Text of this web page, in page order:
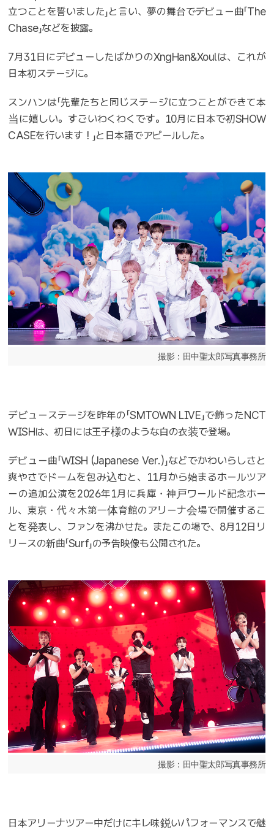
立つことを誓いました」と言い、夢の舞台でデビュー曲「The
Chase」などを披露。
7月31日にデビューしたばかりのXngHan&Xoulは、これが
日本初ステージに。
スンハンは「先輩たちと同じステージに立つことができて本
当に嬉しい。すごいわくわくです。10月に日本で初SHOW
CASEを行います！」と日本語でアピールした。
撮影：田中聖太郎写真事務所
デビューステージを昨年の「SMTOWN LIVE」で飾ったNCT
WISHは、初日には王子様のような白の衣装で登場。
デビュー曲「WISH (Japanese Ver.)」などでかわいらしさと
爽やさでドームを包み込むと、11月から始まるホールツア
ーの追加公演を2026年1月に兵庫・神戸ワールド記念ホー
ル、東京・代々木第一体育館のアリーナ会場で開催するこ
とを発表し、ファンを沸かせた。またこの場で、8月12日リ
リースの新曲「Surf」の予告映像も公開された。
撮影：田中聖太郎写真事務所
日本アリーナツアー中だけにキレ味鋭いパフォーマンスで魅